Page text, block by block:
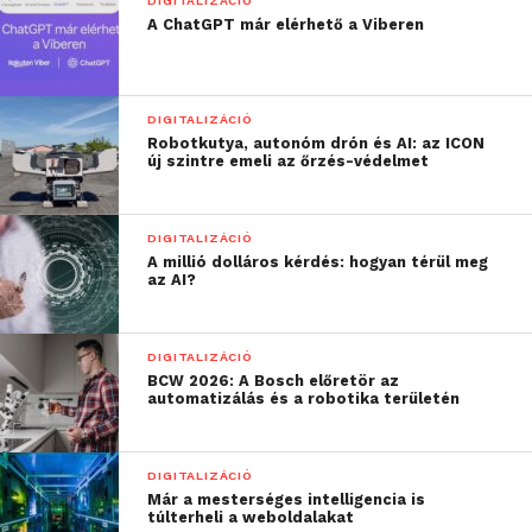
szerkesztik a több különféle forrásból származó
adatokat. Ezek tipikusan olyan tevékenységek,
több területen ismerik fel a következő években. Ha a
robotok leveszik az emberek válláról ezeket a
terheket, akkor a humán munkaerő fontosabb
tevékenységekre koncentrálhat, és nagyobb
hatékonysággal dolgozhat.
Mesterséges intelligenciával
felvértezve
Az RPA megoldások gyorsan fejlődnek, és egyre
intelligensebbé válnak, ezért egyre magasabb
szinten működnek. A
megoldásapéldául képes megfigyelni, hogy egy
felhasználó milyen műveleteket végez a képernyőn,
majd leutánozni. De a szoftverrobotok
A ChatGPT már elérhető a Viberen
DIGITALIZÁCIÓ
Robotkutya, autonóm drón és AI: az ICON
új szintre emeli az őrzés-védelmet
DIGITALIZÁCIÓ
A millió dolláros kérdés: hogyan térül meg
az AI?
DIGITALIZÁCIÓ
BCW 2026: A Bosch előretör az
automatizálás és a robotika területén
DIGITALIZÁCIÓ
Már a mesterséges intelligencia is
túlterheli a weboldalakat